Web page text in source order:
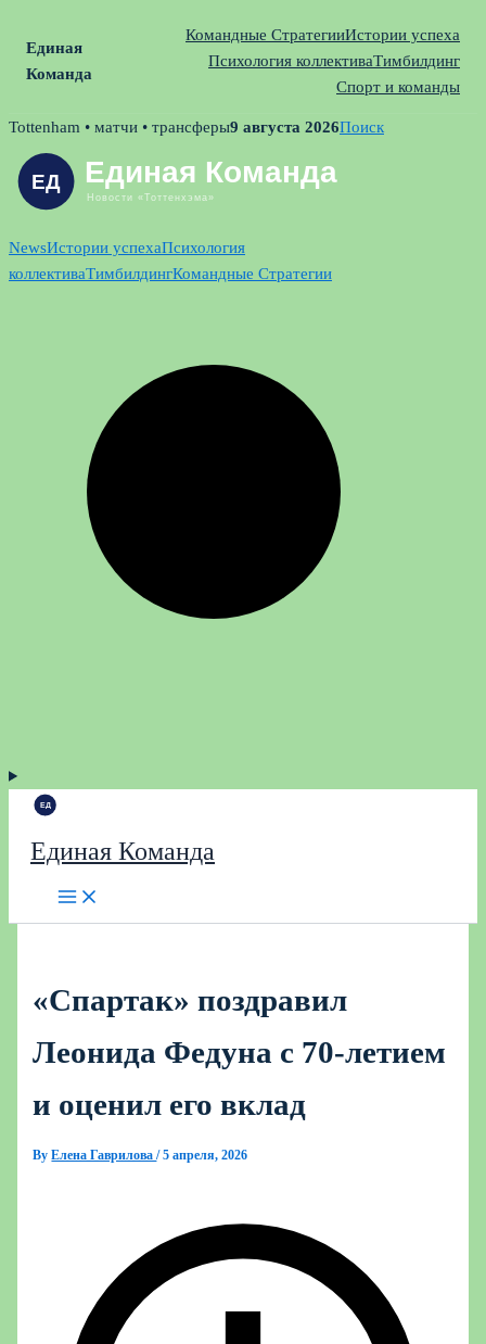
Единая
Команда
Командные СтратегииИстории успеха
Психология коллективаТимбилдинг
Спорт и команды
Skip
content
Tottenham • матчи • трансферы9 августа 2026Поиск
NewsИстории успехаПсихология
коллективаТимбилдингКомандные Стратегии
Единая Команда
«Спартак» поздравил
Леонида Федуна с 70‑летием
и оценил его вклад
ByЕлена Гаврилова/5 апреля, 2026